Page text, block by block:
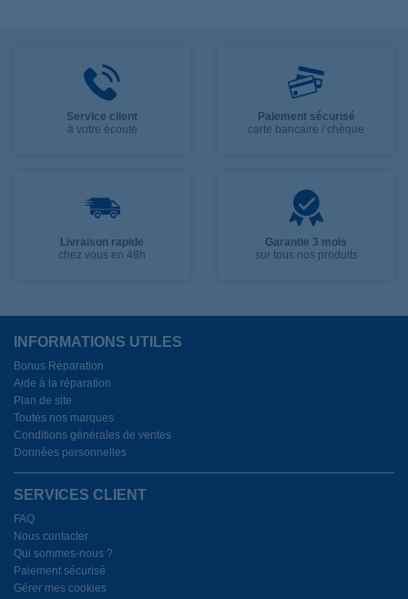
Service client
à votre écoute
Paiement sécurisé
carte bancaire / chèque
Livraison rapide
chez vous en 48h
Garantie 3 mois
sur tous nos produits
INFORMATIONS UTILES
Bonus Réparation
Aide à la réparation
Plan de site
Toutes nos marques
Conditions générales de ventes
Données personnelles
SERVICES CLIENT
FAQ
Nous contacter
Qui sommes-nous ?
Paiement sécurisé
Gérer mes cookies